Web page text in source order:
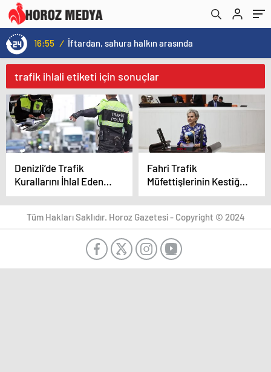
16:55 / İftardan, sahura halkın arasında
trafik ihlali etiketi için sonuçlar
Denizli’de Trafik
Kurallarını İhlal Eden
Sürücüye 11.253 TL
Ceza
Fahri Trafik
Müfettişlerinin Kestiği
Cezalar Meclis
Gündeminde!
Tüm Hakları Saklıdır. Horoz Gazetesi - Copyright © 2024